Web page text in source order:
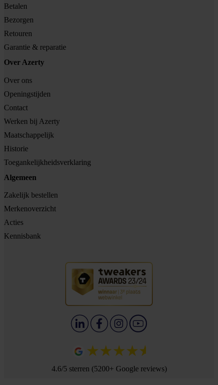
Betalen
Bezorgen
Retouren
Garantie & reparatie
Over Azerty
Over ons
Openingstijden
Contact
Werken bij Azerty
Maatschappelijk
Historie
Toegankelijkheidsverklaring
Algemeen
Zakelijk bestellen
Merkenoverzicht
Acties
Kennisbank
4.6/5 sterren (5200+ Google reviews)